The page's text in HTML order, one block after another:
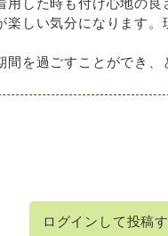
しい気分になります
を過ごすことができ、
、それぞれを押し洗い
ておきます。それだけ
ログインして投稿